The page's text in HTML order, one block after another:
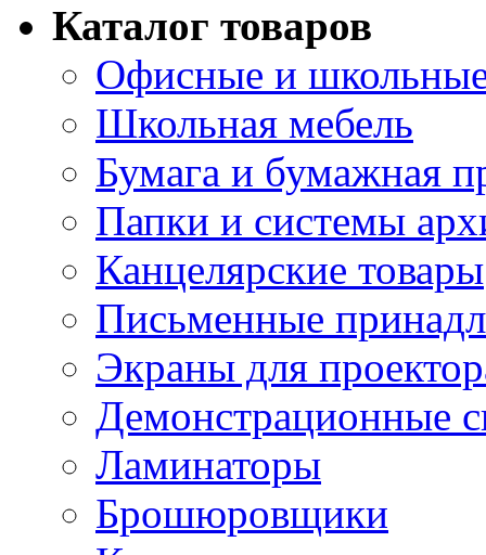
Каталог товаров
Офисные и
Школьная мебель
Бумага и бумажная
Папки и системы
Канцелярские товары
Письменные
Экраны для
Демонстрационные
Ламинаторы
Брошюровщики